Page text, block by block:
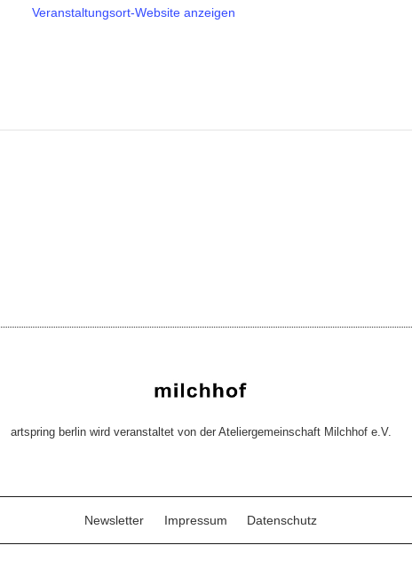
Veranstaltungsort-Website anzeigen
artspring berlin wird veranstaltet von der Ateliergemeinschaft Milchhof e.V.
Newsletter Impressum Datenschutz